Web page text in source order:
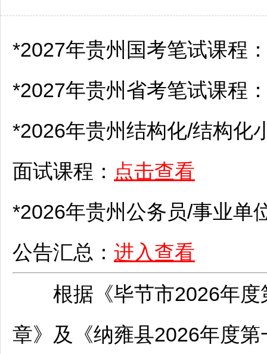
*2027年贵州国考笔试课程
*2027年贵州省考笔试课程
*2026年贵州结构化/结构化
面试课程： 点击查看
*2026年贵州公务员/事业单
公告汇总： 进入查看
根据《毕节市2026年度
章》及《纳雍县2026年度第